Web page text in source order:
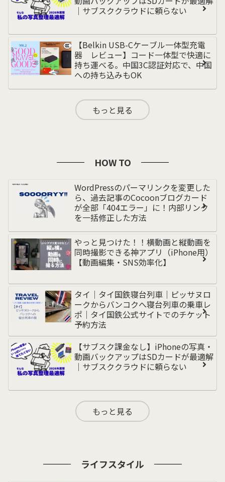
｜サブスククラウドに頼らない
【Belkin USB-Cケーブル一体型充電
器 レビュー】コード一体型で快適に
持ち運べる。中国3C認証対応で、中国
への持ち込みもOK
もっと見る
HOW TO
WordPressのパーマリンクを変更した
ら、過去記事のCocoonブログカード
が全部「404エラー」に！内部リンク
を一括修正した方法
やっと見つけた！！横動画と縦動画を
同時撮影できる神アプリ（iPhone用）
【動画編集・SNS効率化】
タイ｜タイ国鉄寝台列車｜ピッサヌロ
ークからバンコクへ寝台列車の乗車レ
ポ｜タイ国鉄公式サイトでのチケット
予約方法
【サブスク課金なし】iPhoneの写真・
動画バックアップはSDカードが最適解
｜サブスククラウドに頼らない
もっと見る
ライフスタイル